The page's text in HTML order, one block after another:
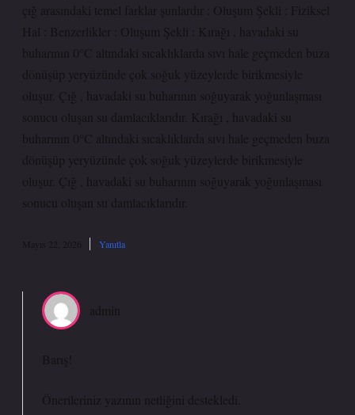
çığ arasındaki temel farklar şunlardır : Oluşum Şekli : Fiziksel
Hal : Benzerlikler : Oluşum Şekli : Kırağı , havadaki su
buharının 0°C altındaki sıcaklıklarda sıvı hale geçmeden buza
dönüşüp yeryüzünde çok soğuk yüzeylerde birikmesiyle
oluşur. Çığ , havadaki su buharının soğuyarak yoğunlaşması
sonucu oluşan su damlacıklarıdır. Kırağı , havadaki su
buharının 0°C altındaki sıcaklıklarda sıvı hale geçmeden buza
dönüşüp yeryüzünde çok soğuk yüzeylerde birikmesiyle
oluşur. Çığ , havadaki su buharının soğuyarak yoğunlaşması
sonucu oluşan su damlacıklarıdır.
Mayıs 22, 2026 Yanıtla
admin
Barış!
Önerileriniz yazının netliğini destekledi.